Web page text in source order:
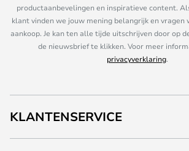
productaanbevelingen en inspiratieve content.
klant vinden we jouw mening belangrijk en vragen
aankoop. Je kan ten alle tijde uitschrijven door op
de nieuwsbrief te klikken. Voor meer
privacyverklaring.
KLANTENSERVICE